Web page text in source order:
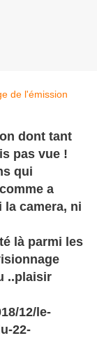
dont tant
pas vue !
qui
a
camera, ni
là parmi les
..plaisir
12/le-
22-